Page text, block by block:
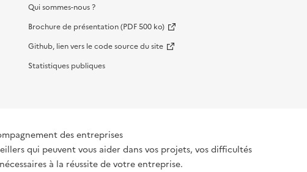
Qui sommes-nous ?
Brochure de présentation (PDF 500 ko)
Github, lien vers le code source du site
Statistiques publiques
des entreprises
qui peuvent vous aider dans vos projets, vos difficultés
à la réussite de votre entreprise.